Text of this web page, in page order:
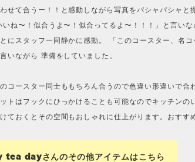
せて合うー！！と感動しながら写真をパシャパシャと
いね〜！似合うよ〜！似合ってるよ〜！！！」と言いな
にスタッフ一同静かに感動。 「このコースター、名コ
いながら 準備をしていました。
コースター同士ももちろん合うので色違い形違いで合
トはフックにひっかけることも可能なのでキッチンの
ておくとその空間もおしゃれに仕上がります。おすす
dayさんのその他アイテムはこちら